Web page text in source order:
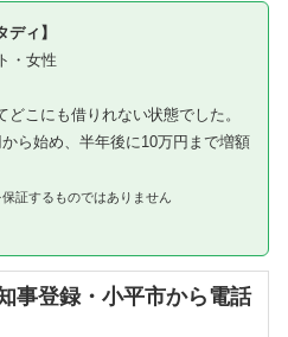
ディ】
・女性
どこにも借りれない状態でした。
ら始め、半年後に10万円まで増額
証するものではありません
事登録・小平市から電話